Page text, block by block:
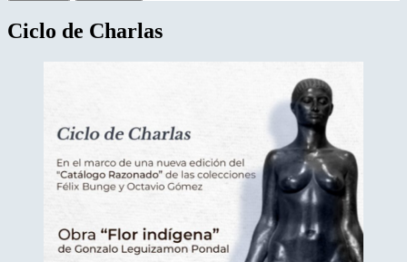
Ciclo de Charlas